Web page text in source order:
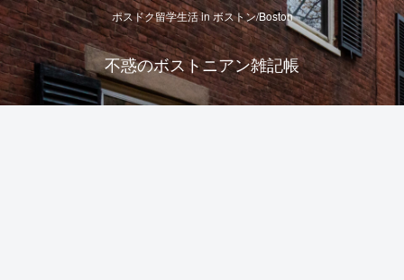
ポスドク留学生活 in ボストン/Boston
不惑のボストニアン雑記帳